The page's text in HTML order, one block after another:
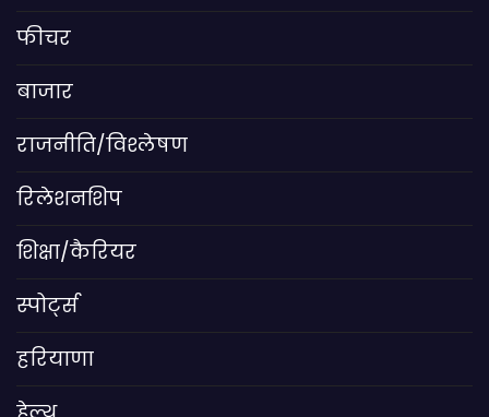
फीचर
बाजार
राजनीति/विश्लेषण
रिलेशनशिप
शिक्षा/कैरियर
स्पोर्ट्स
हरियाणा